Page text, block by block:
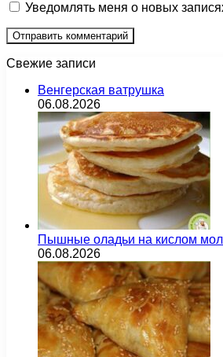
Уведомлять меня о новых
Свежие записи
Венгерская ватрушка
06.08.2026
Пышные оладьи на кислом
06.08.2026